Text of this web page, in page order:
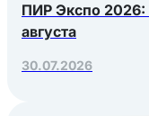
ПИР Экспо 2026:
августа
30.07.2026